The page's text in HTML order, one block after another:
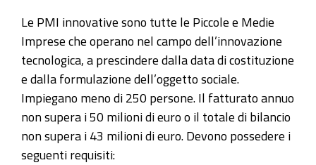
Le PMI innovative sono tutte le Piccole e Medie
Imprese che operano nel campo dell’innovazione
tecnologica, a prescindere dalla data di costituzione
e dalla formulazione dell’oggetto sociale.
Impiegano meno di 250 persone. Il fatturato annuo
non supera i 50 milioni di euro o il totale di bilancio
non supera i 43 milioni di euro. Devono possedere i
seguenti requisiti: